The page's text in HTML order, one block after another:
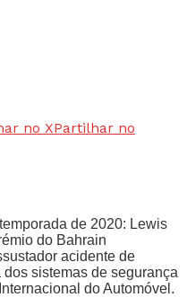
no XPartilhar no
de 2020: Lewis
do Bahrain
acidente de
sistemas de segurança
do Automóvel.